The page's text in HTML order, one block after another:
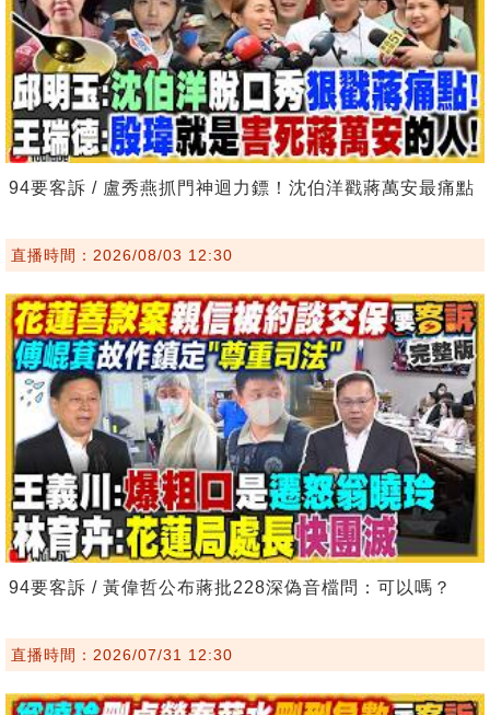
94要客訴 / 盧秀燕抓門神迴力鏢！沈伯洋戳蔣萬安最痛點
直播時間：2026/08/03 12:30
94要客訴 / 黃偉哲公布蔣批228深偽音檔問：可以嗎？
直播時間：2026/07/31 12:30